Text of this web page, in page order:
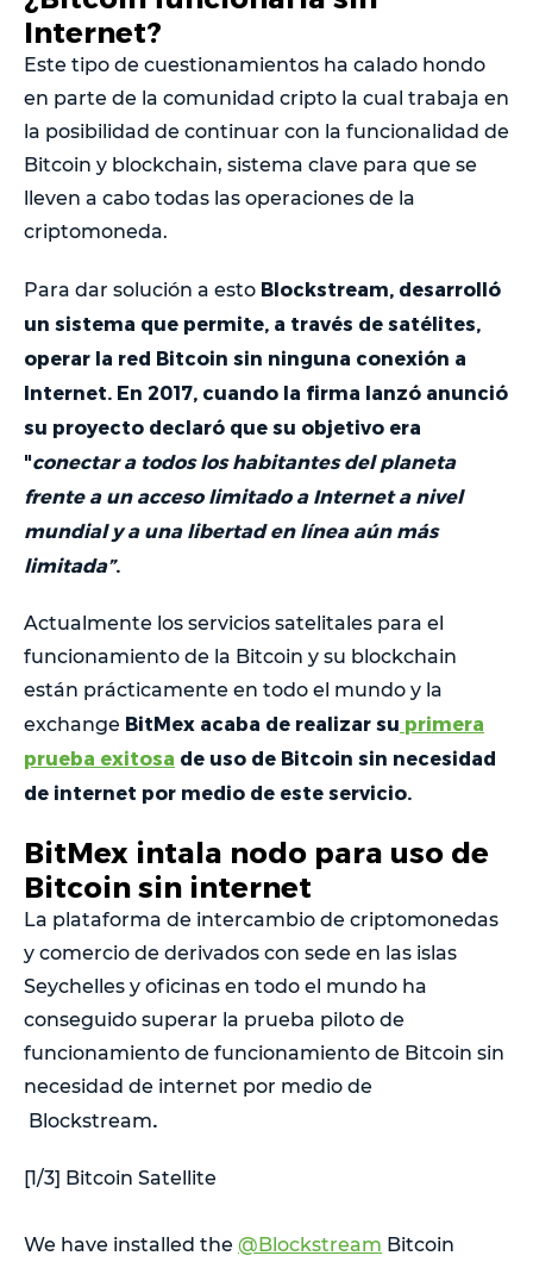
Internet?
Este tipo de cuestionamientos ha calado hondo
en parte de la comunidad cripto la cual trabaja en
la posibilidad de continuar con la funcionalidad de
Bitcoin y blockchain, sistema clave para que se
lleven a cabo todas las operaciones de la
criptomoneda.
Para dar solución a esto Blockstream, desarrolló
un sistema que permite, a través de satélites,
operar la red Bitcoin sin ninguna conexión a
Internet. En 2017, cuando la firma lanzó anunció
su proyecto declaró que su objetivo era
"conectar a todos los habitantes del planeta
frente a un acceso limitado a Internet a nivel
mundial y a una libertad en línea aún más
limitada”.
Actualmente los servicios satelitales para el
funcionamiento de la Bitcoin y su blockchain
están prácticamente en todo el mundo y la
exchange BitMex acaba de realizar su primera
prueba exitosa de uso de Bitcoin sin necesidad
de internet por medio de este servicio.
BitMex intala nodo para uso de
Bitcoin sin internet
La plataforma de intercambio de criptomonedas
y comercio de derivados con sede en las islas
Seychelles y oficinas en todo el mundo ha
conseguido superar la prueba piloto de
funcionamiento de funcionamiento de Bitcoin sin
necesidad de internet por medio de
Blockstream.
[1/3] Bitcoin Satellite
We have installed the @Blockstream Bitcoin